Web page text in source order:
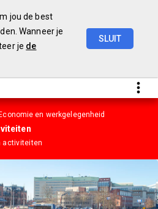
jou de best
Wanneer je
je de
SLUIT
en werkgelegenheid
activiteiten